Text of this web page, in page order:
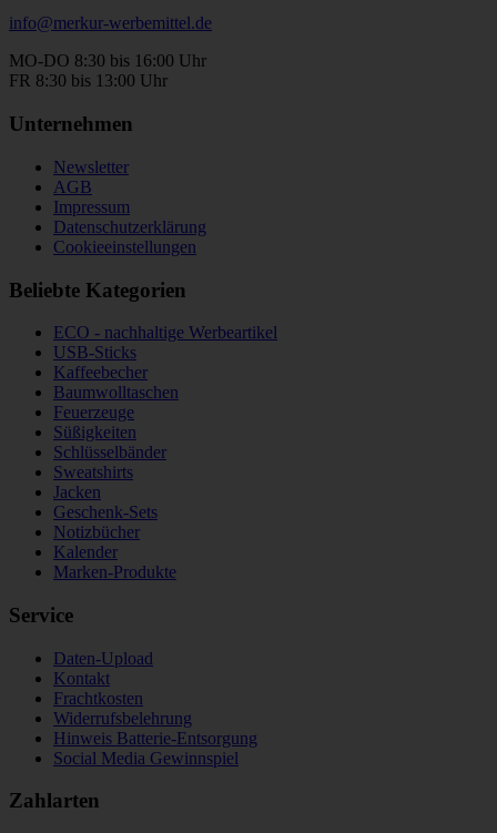
info@merkur-werbemittel.de
MO-DO 8:30 bis 16:00 Uhr
FR 8:30 bis 13:00 Uhr
Unternehmen
Newsletter
AGB
Impressum
Datenschutzerklärung
Cookieeinstellungen
Beliebte Kategorien
ECO - nachhaltige Werbeartikel
USB-Sticks
Kaffeebecher
Baumwolltaschen
Feuerzeuge
Süßigkeiten
Schlüsselbänder
Sweatshirts
Jacken
Geschenk-Sets
Notizbücher
Kalender
Marken-Produkte
Service
Daten-Upload
Kontakt
Frachtkosten
Widerrufsbelehrung
Hinweis Batterie-Entsorgung
Social Media Gewinnspiel
Zahlarten